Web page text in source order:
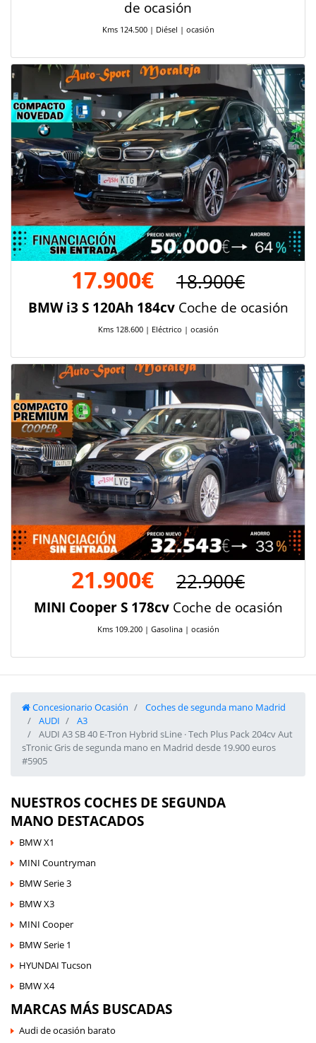
de ocasión
Kms 124.500 | Diésel | ocasión
17.900€ 18.900€
BMW i3 S 120Ah 184cvCoche de ocasión
Kms 128.600 | Eléctrico | ocasión
21.900€ 22.900€
MINI Cooper S 178cvCoche de ocasión
Kms 109.200 | Gasolina | ocasión
Concesionario Ocasión
Coches de segunda mano Madrid
AUDI
A3
AUDI A3 SB 40 E-Tron Hybrid sLine · Tech Plus Pack 204cv Aut
sTronic Gris de segunda mano en Madrid desde 19.900 euros
#5905
NUESTROS COCHES DE SEGUNDA
MANO DESTACADOS
BMW X1
MINI Countryman
BMW Serie 3
BMW X3
MINI Cooper
BMW Serie 1
HYUNDAI Tucson
BMW X4
MARCAS MÁS BUSCADAS
Audi de ocasión barato